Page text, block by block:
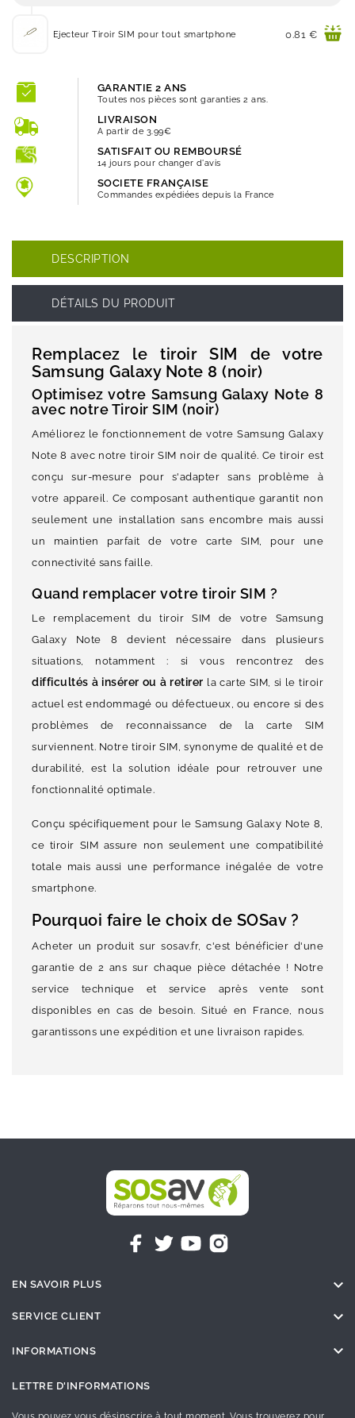
Ejecteur Tiroir SIM pour tout smartphone Prix
0.81 €
GARANTIE 2 ANS
Toutes nos pièces sont garanties 2 ans.
LIVRAISON
A partir de 3.99€
SATISFAIT OU REMBOURSÉ
14 jours pour changer d'avis
SOCIETE FRANÇAISE
Commandes expédiées depuis la France
DESCRIPTION
DÉTAILS DU PRODUIT
Remplacez le tiroir SIM de votre
Samsung Galaxy Note 8 (noir)
Optimisez votre Samsung Galaxy Note 8
avec notre Tiroir SIM (noir)
Améliorez le fonctionnement de votre Samsung Galaxy
Note 8 avec notre tiroir SIM noir de qualité. Ce tiroir est
conçu sur-mesure pour s'adapter sans problème à
votre appareil. Ce composant authentique garantit non
seulement une installation sans encombre mais aussi
un maintien parfait de votre carte SIM, pour une
connectivité sans faille.
Quand remplacer votre tiroir SIM ?
Le remplacement du tiroir SIM de votre Samsung
Galaxy Note 8 devient nécessaire dans plusieurs
situations, notamment : si vous rencontrez des
difficultés à insérer ou à retirer la carte SIM, si le tiroir
actuel est endommagé ou défectueux, ou encore si des
problèmes de reconnaissance de la carte SIM
surviennent. Notre tiroir SIM, synonyme de qualité et de
durabilité, est la solution idéale pour retrouver une
fonctionnalité optimale.
Conçu spécifiquement pour le Samsung Galaxy Note 8,
ce tiroir SIM assure non seulement une compatibilité
totale mais aussi une performance inégalée de votre
smartphone.
Pourquoi faire le choix de SOSav ?
Acheter un produit sur sosav.fr, c'est bénéficier d'une
garantie de 2 ans sur chaque pièce détachée ! Notre
service technique et service après vente sont
disponibles en cas de besoin. Situé en France, nous
garantissons une expédition et une livraison rapides.
EN SAVOIR PLUS 
SERVICE CLIENT 
INFORMATIONS 
LETTRE D'INFORMATIONS